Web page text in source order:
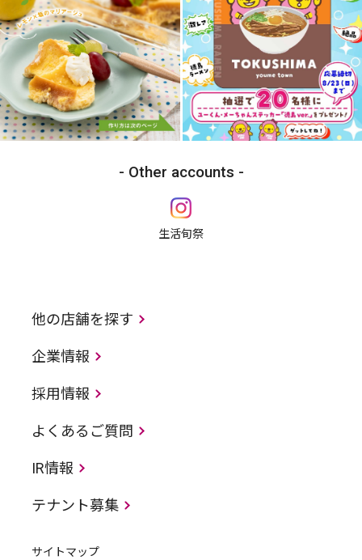
Other accounts
生活旬祭
他の店舗を探す
企業情報
採用情報
よくあるご質問
IR情報
テナント募集
サイトマップ